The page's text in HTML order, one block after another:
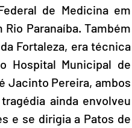
de Medicina em
Paranaíba. Também
Fortaleza, era técnica
Hospital Municipal de
Jacinto Pereira, ambos
ainda envolveu
e se dirigia a Patos de